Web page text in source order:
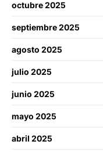
octubre 2025
septiembre 2025
agosto 2025
julio 2025
junio 2025
mayo 2025
abril 2025